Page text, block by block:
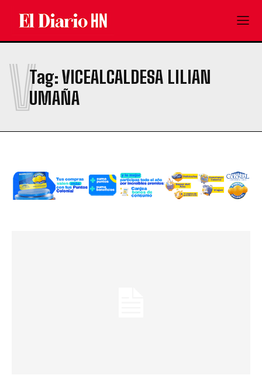
Tag:VICEALCALDESA LILIAN
UMAÑA
V